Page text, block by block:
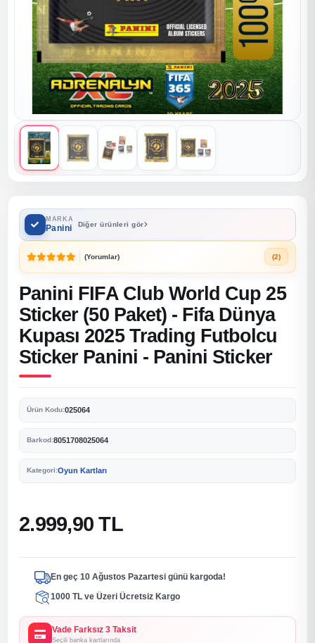
MARKA
Panini Diğer ürünleri gör
(Yorumlar) (2)
Panini FIFA Club World Cup 25
Sticker (50 Paket) - Fifa Dünya
Kupası 2025 Trading Futbolcu
Sticker Panini - Panini Sticker
Ürün Kodu:025064
Barkod:8051708025064
Kategori:Oyun Kartları
2.999,90 TL
En geç 10 Ağustos Pazartesi günü kargoda!
1000 TL ve Üzeri Ücretsiz Kargo
Vade Farksız 3 Taksit
Seçili banka kartlarında